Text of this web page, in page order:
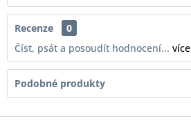
Recenze
0
Číst, psát a posoudít hodnocení... více
Podobné produkty